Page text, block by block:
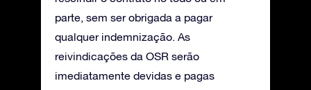
parte, sem ser obrigada a pagar
qualquer indemnização. As
reivindicações da OSR serão
imediatamente devidas e pagas